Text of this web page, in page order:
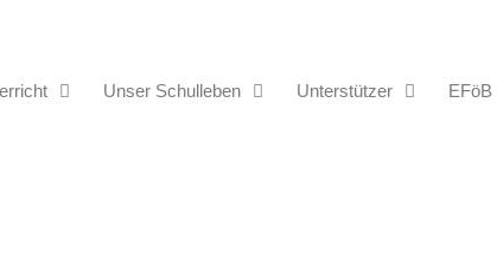
Unser Schulleben Unterstützer EFöB